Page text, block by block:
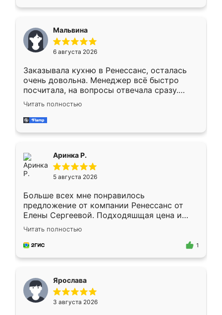
меньше, здесь же он более разнообразный.
Мне нравится ,если что-то потребуется из
мебели буду заказывать только здесь.
Мальвина
6 августа 2026
Заказывала кухню в Ренессанс, осталась
очень довольна. Менеджер всё быстро
посчитала, на вопросы отвечала сразу.
Замерщик приехал в субботу, подошёл к
делу со всей ответственностью. Собрали
за день, ребята работали аккуратно, даже
Читать полностью
Аринка Р.
5 августа 2026
Больше всех мне понравилось
предложение от компании Ренессанс от
Елены Сергеевой. Подходяшщая цена и
короткие сроки изготовления. Приехавший
для замера сотрудник Владислав
предложил по моему эскизу самый
Читать полностью
1
Ярослава
3 августа 2026